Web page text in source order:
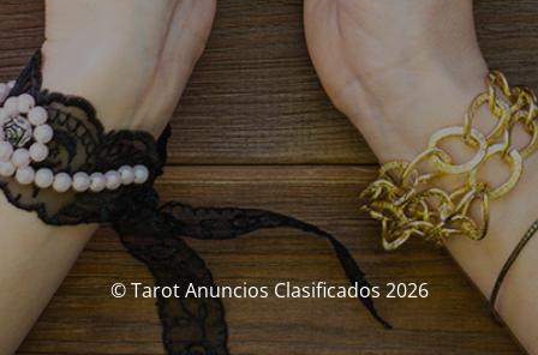
© Tarot Anuncios Clasificados 2026